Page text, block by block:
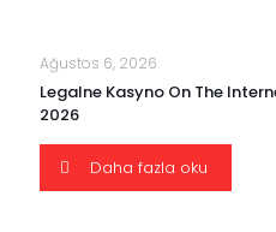
Ağustos 6, 2026
Legalne Kasyno On The
2026
Daha fazla oku